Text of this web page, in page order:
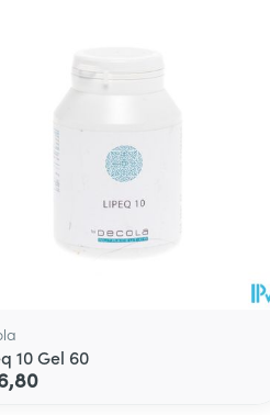
10 Gel 60